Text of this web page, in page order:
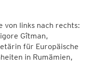
von links nach rechts:
Gîtman,
für Europäische
in Rumämien,